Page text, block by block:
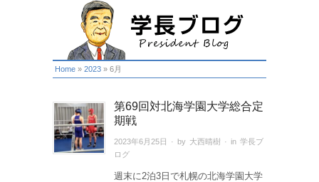
Home » 2023 » 6月
第69回対北海学園大学総合定
期戦
2023年6月25日 · by 大西晴樹 · in学長ブ
ログ
週末に2泊3日で札幌の北海学園大学